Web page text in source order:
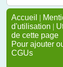
Accueil |
d'utilisation |
de cette page
Pour ajouter
CGUs